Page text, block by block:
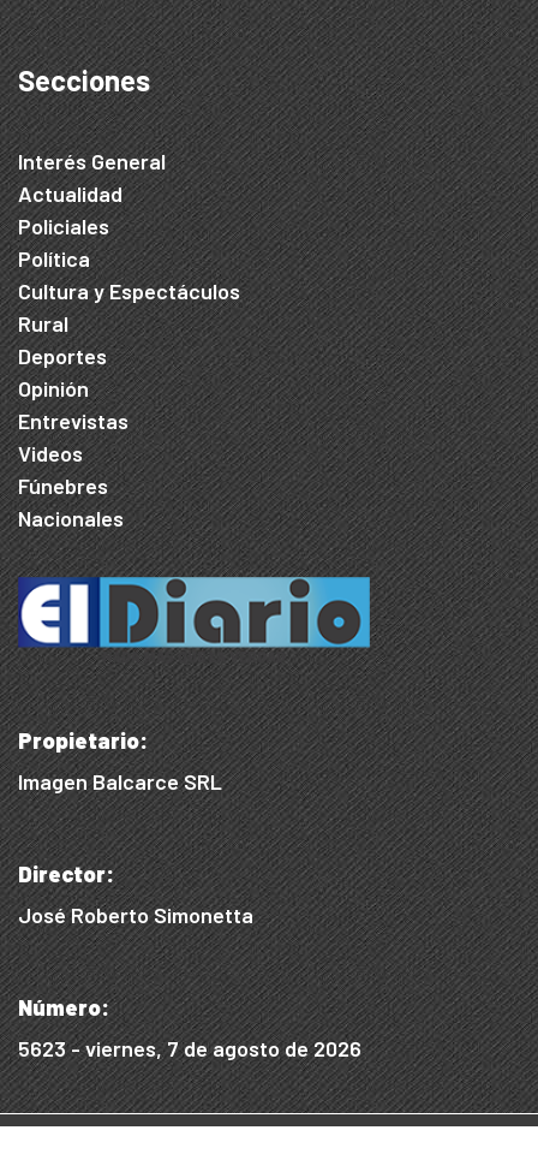
Secciones
Interés General
Actualidad
Policiales
Política
Cultura y Espectáculos
Rural
Deportes
Opinión
Entrevistas
Videos
Fúnebres
Nacionales
Propietario:
Imagen Balcarce SRL
Director:
José Roberto Simonetta
Número:
5623 - viernes, 7 de agosto de 2026